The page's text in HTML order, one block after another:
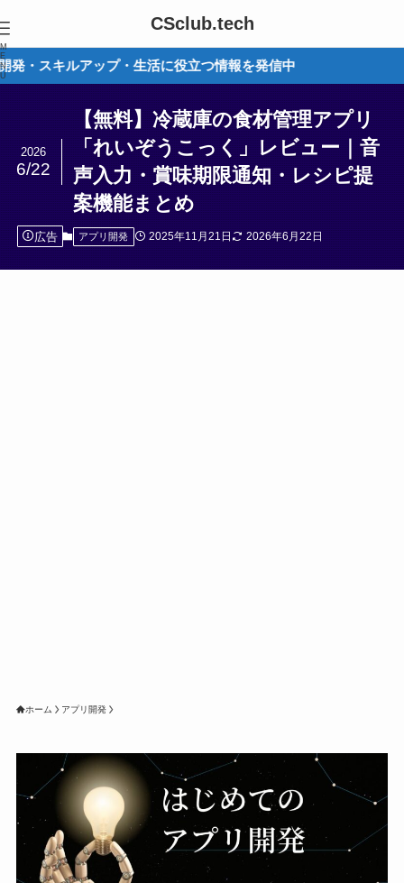
CSclub.tech
M
E
N
U
アップ・生活に役立つ情報を発信中
【無料】冷蔵庫の食材管理アプリ
「れいぞうこっく」レビュー｜音
声入力・賞味期限通知・レシピ提
案機能まとめ
2026
6/22
広告 アプリ開発 2025年11月21日 2026年6月22日
ホーム アプリ開発